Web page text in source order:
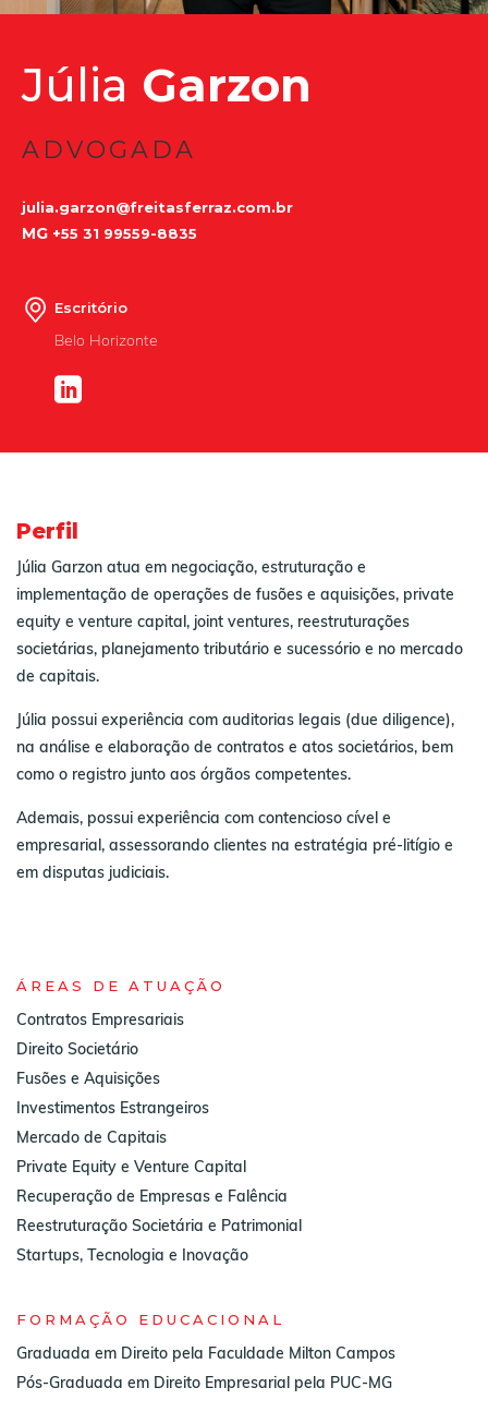
Júlia Garzon
ADVOGADA
julia.garzon@freitasferraz.com.br
MG +55 31 99559-8835
Escritório
Belo Horizonte
Perfil
Júlia Garzon atua em negociação, estruturação e
implementação de operações de fusões e aquisições, private
equity e venture capital, joint ventures, reestruturações
societárias, planejamento tributário e sucessório e no mercado
de capitais.
Júlia possui experiência com auditorias legais (due diligence),
na análise e elaboração de contratos e atos societários, bem
como o registro junto aos órgãos competentes.
Ademais, possui experiência com contencioso cível e
empresarial, assessorando clientes na estratégia pré-litígio e
em disputas judiciais.
ÁREAS DE ATUAÇÃO
Contratos Empresariais
Direito Societário
Fusões e Aquisições
Investimentos Estrangeiros
Mercado de Capitais
Private Equity e Venture Capital
Recuperação de Empresas e Falência
Reestruturação Societária e Patrimonial
Startups, Tecnologia e Inovação
FORMAÇÃO EDUCACIONAL
Graduada em Direito pela Faculdade Milton Campos
Pós-Graduada em Direito Empresarial pela PUC-MG